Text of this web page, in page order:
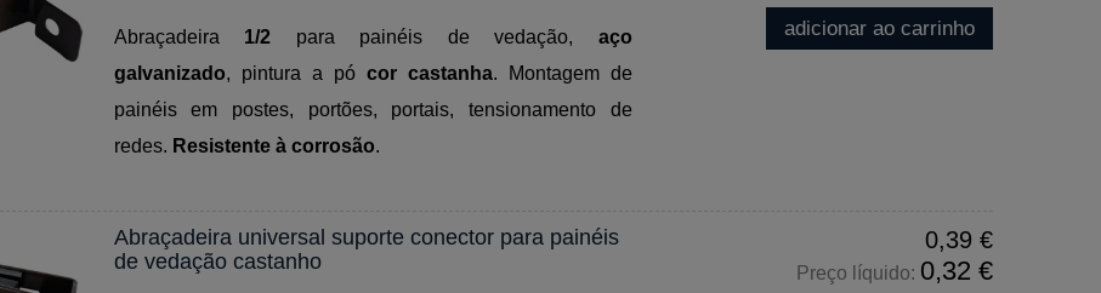
Abraçadeira 1/2 para painéis de vedação, aço
galvanizado, pintura a pó cor castanha. Montagem de
painéis em postes, portões, portais, tensionamento de
redes. Resistente à corrosão.
adicionar ao carrinho
Abraçadeira universal suporte conector para painéis
de vedação castanho
0,39 €
Preço líquido: 0,32 €